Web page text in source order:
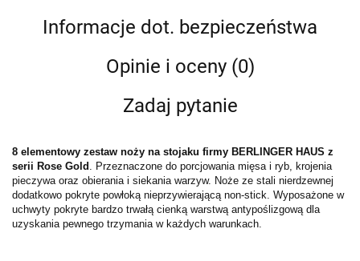
Informacje dot. bezpieczeństwa
Opinie i oceny (0)
Zadaj pytanie
8 elementowy zestaw noży na stojaku firmy BERLINGER HAUS z
serii Rose Gold
. Przeznaczone do porcjowania mięsa i ryb, krojenia
pieczywa oraz obierania i siekania warzyw. Noże ze stali nierdzewnej
dodatkowo pokryte powłoką nieprzywierającą non-stick. Wyposażone w
uchwyty pokryte bardzo trwałą cienką warstwą antypoślizgową dla
uzyskania pewnego trzymania w każdych warunkach.